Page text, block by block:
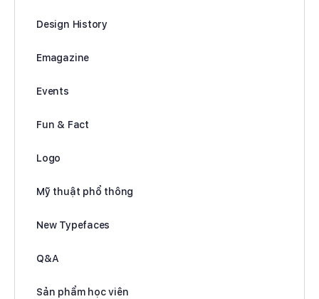
Design History
Emagazine
Events
Fun & Fact
Logo
Mỹ thuật phổ thông
New Typefaces
Q&A
Sản phẩm học viên